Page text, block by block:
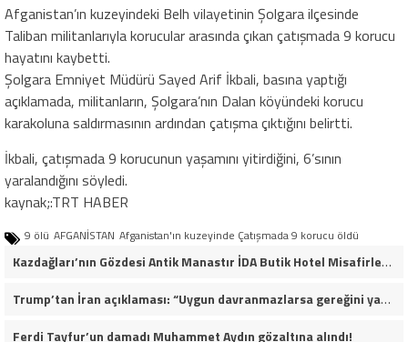
Afganistan’ın kuzeyindeki Belh vilayetinin Şolgara ilçesinde
Taliban militanlarıyla korucular arasında çıkan çatışmada 9 korucu
hayatını kaybetti.
Şolgara Emniyet Müdürü Sayed Arif İkbali, basına yaptığı
açıklamada, militanların, Şolgara’nın Dalan köyündeki korucu
karakoluna saldırmasının ardından çatışma çıktığını belirtti.
İkbali, çatışmada 9 korucunun yaşamını yitirdiğini, 6’sının
yaralandığını söyledi.
kaynak;:TRT HABER
9 ölü AFGANİSTAN Afganistan'ın kuzeyinde Çatışmada 9 korucu öldü
Kazdağları’nın Gözdesi Antik Manastır İDA Butik Hotel Misafirlerinden Tam Not Alıyor
Trump’tan İran açıklaması: “Uygun davranmazlarsa gereğini yaparım”
Ferdi Tayfur’un damadı Muhammet Aydın gözaltına alındı!